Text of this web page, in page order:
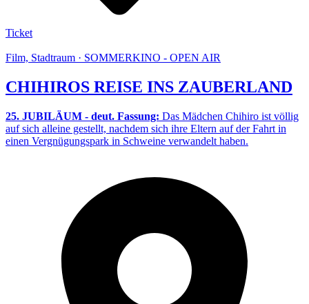
Ticket
Film, Stadtraum · SOMMERKINO - OPEN AIR
CHIHIROS REISE INS ZAUBERLAND
25. JUBILÄUM - deut. Fassung: Das Mädchen Chihiro ist völlig
auf sich alleine gestellt, nachdem sich ihre Eltern auf der Fahrt in
einen Vergnügungspark in Schweine verwandelt haben.